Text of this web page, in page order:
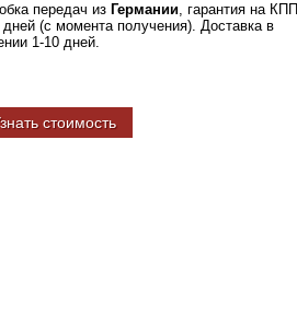
передач из Германии, гарантия на КПП
дней (с момента получения). Доставка в
1-10 дней.
стоимость